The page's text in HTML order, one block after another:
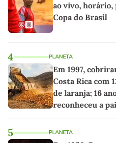
ao vivo, horário,
Copa do Brasil
4 PLANETA
Em 1997,
Costa Rica com
de laranja; 16
reconheceu a
5 PLANETA